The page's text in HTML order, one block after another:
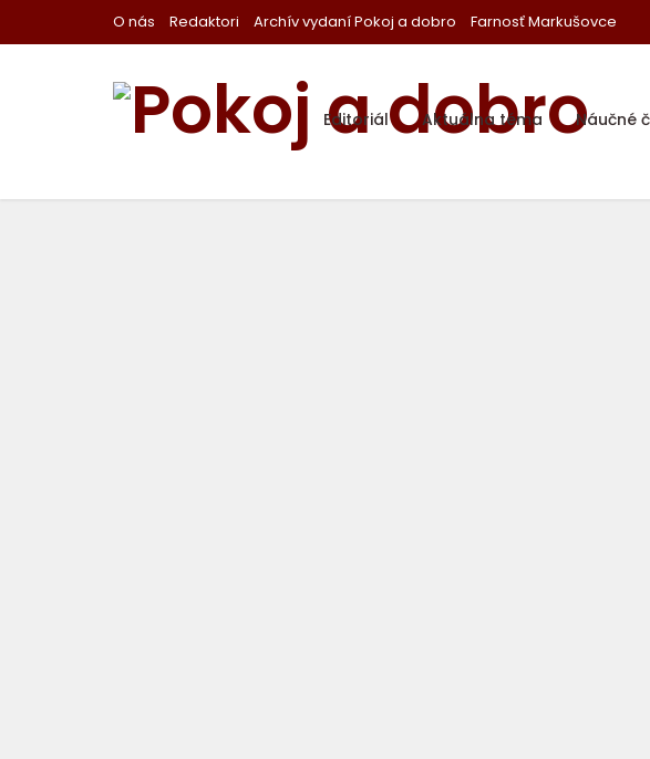
O nás Redaktori Archív vydaní Pokoj a dobro Farnosť Markušovce
Editoriál Aktuálna téma Náučné